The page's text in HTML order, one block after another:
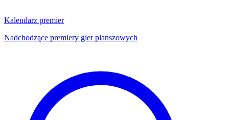
Kalendarz premier
Nadchodzące premiery gier planszowych